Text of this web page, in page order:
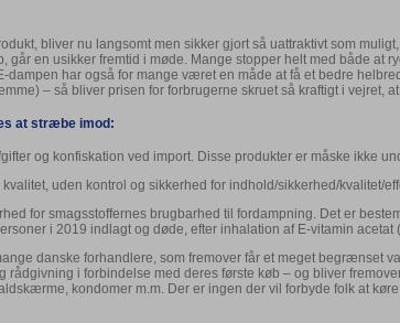
bliver nu langsomt men sikker gjort så uattraktivt som
en usikker fremtid i møde. Mange stopper helt med både
har også for mange været en måde at få et bedre
– så bliver prisen for forbrugerne skruet så kraftigt i
at stræbe imod:
og konfiskation ved import. Disse produkter er måske ikke
uden kontrol og sikkerhed for indhold/sikkerhed/kvalitet/
for smagsstoffernes brugbarhed til fordampning. Det er
i 2019 indlagt og døde, efter inhalation af E-vitamin
danske forhandlere, som fremover får et meget begrænset
i forbindelse med deres første køb – og bliver
kondomer m.m. Der er ingen der vil forbyde folk at